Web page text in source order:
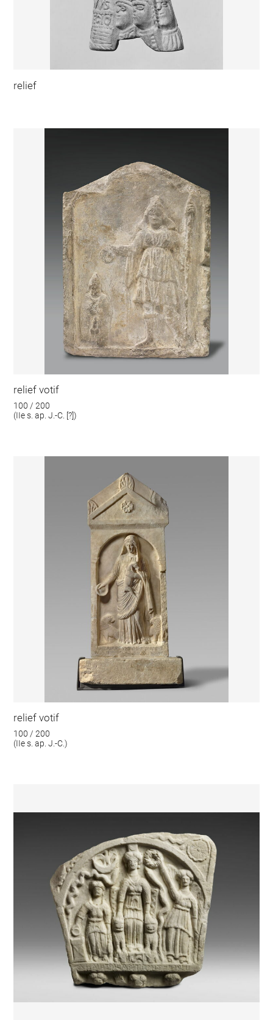
relief
relief votif
100 / 200
(IIe s. ap. J.-C. [?])
relief votif
100 / 200
(IIe s. ap. J.-C.)